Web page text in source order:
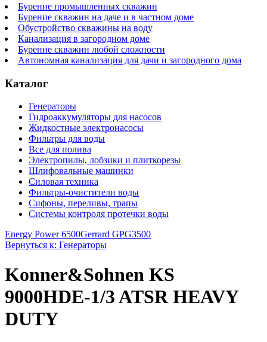
Бурение промышленных скважин
Бурение скважин на даче и в частном доме
Обустройство скважины на воду
Канализация в загородном доме
Бурение скважин любой сложности
Автономная канализация для дачи и загородного дома
Каталог
Генераторы
Гидроаккумуляторы для насосов
Жидкостные электронасосы
Фильтры для воды
Все для полива
Электропилы, лобзики и плиткорезы
Шлифовальные машинки
Силовая техника
Фильтры-очистители воды
Сифоны, переливы, трапы
Системы контроля протечки воды
Energy Power 6500Gerrard GPG3500
Вернуться к: Генераторы
Konner&Sohnen KS
9000HDE-1/3 ATSR HEAVY
DUTY